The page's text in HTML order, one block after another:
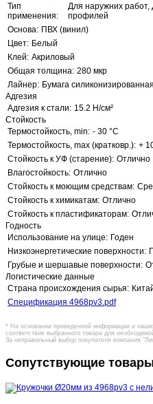
Тип
применения:
Для наружних
профилей
Основа: ПВХ (винил)
Цвет: Белый
Клей: Акриловый
Общая толщина: 280 мкр
Лайнер: Бумага силиконизированная
Адгезия
Адгезия к стали: 15.2 Н/см²
Стойкость
Термостойкость, min: - 30 °C
Термостойкость, max (кратковр.): +
Стойкость к УФ (старение): Отлично
Влагостойкость: Отлично
Стойкость к моющим средствам:
Стойкость к химикатам: Отлично
Стойкость к пластификаторам:
Годность
Использование на улице: Годен
Низкоэнергетические поверхности:
Грубые и шершавые поверхности:
Логистические данные
Страна происхождения сырья:
Спецификация 4968pv3.pdf
* На основании приведенной информации и
соответствие выбранного товара для
За неправильный выбор покупателя компания
Сопутствующие